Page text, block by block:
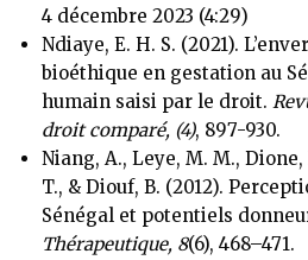
4 décembre 2023 (4:29)
Ndiaye, E. H. S. (2021).
bioéthique en gestation au
humain saisi par le droit.
droit comparé, (4), 897-930.
Niang, A., Leye, M. M., Dione,
T., & Diouf, B. (2012).
Sénégal et potentiels
Thérapeutique, 8(6), 468–471.